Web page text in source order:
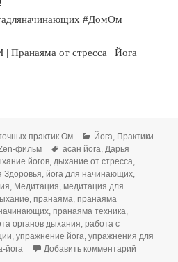
#ДомОм
от стресса | Йога
практик Ом Рубрики
Йога Практики
фильм Метки
асан йога Дарья
йогов дыхание от стресса
Здоровья ,йога для начинающих
Медитация ,медитация для
,пранаяма ,пранаяма
,пранаяма техника
органов дыхания ,работа с
,упражнение йога ,упражнения для
йога Добавить комментарий